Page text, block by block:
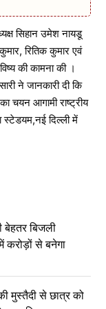
सिहान उमेश नायडू
रितिक कुमार एवं
की कामना की ।
ने जानकारी दी कि
चयन आगामी राष्ट्रीय
स्टेडयम,नई दिल्ली में
बिजली
करोड़ों से बनेगा
मुस्तैदी से छात्र को